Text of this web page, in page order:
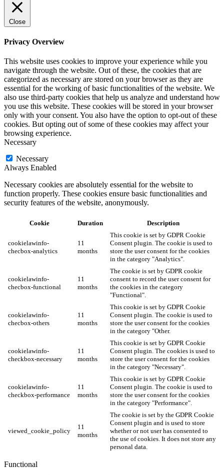
Close
Privacy Overview
This website uses cookies to improve your experience while you
navigate through the website. Out of these, the cookies that are
categorized as necessary are stored on your browser as they are
essential for the working of basic functionalities of the website. We
also use third-party cookies that help us analyze and understand how
you use this website. These cookies will be stored in your browser
only with your consent. You also have the option to opt-out of these
cookies. But opting out of some of these cookies may affect your
browsing experience.
Necessary
Necessary
Always Enabled
Necessary cookies are absolutely essential for the website to
function properly. These cookies ensure basic functionalities and
security features of the website, anonymously.
Cookie Duration Description
cookielawinfo-
checbox-analytics
11
months
This cookie is set by GDPR Cookie
Consent plugin. The cookie is used to
store the user consent for the cookies
in the category "Analytics".
cookielawinfo-
checbox-functional
11
months
The cookie is set by GDPR cookie
consent to record the user consent for
the cookies in the category
"Functional".
cookielawinfo-
checbox-others
11
months
This cookie is set by GDPR Cookie
Consent plugin. The cookie is used to
store the user consent for the cookies
in the category "Other.
cookielawinfo-
checkbox-necessary
11
months
This cookie is set by GDPR Cookie
Consent plugin. The cookies is used to
store the user consent for the cookies
in the category "Necessary".
cookielawinfo-
checkbox-performance
11
months
This cookie is set by GDPR Cookie
Consent plugin. The cookie is used to
store the user consent for the cookies
in the category "Performance".
viewed_cookie_policy
11
months
The cookie is set by the GDPR Cookie
Consent plugin and is used to store
whether or not user has consented to
the use of cookies. It does not store any
personal data.
Functional